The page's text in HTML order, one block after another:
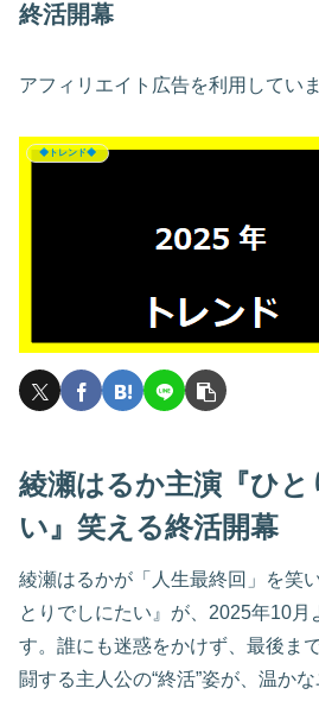
終活開幕
アフィリエイト広告を利用していま
◆トレンド◆
綾瀬はるか主演『ひと
い』笑える終活開幕
綾瀬はるかが「人生最終回」を笑
とりでしにたい』が、2025年10月
す。誰にも迷惑をかけず、最後ま
闘する主人公の“終活”姿が、温か